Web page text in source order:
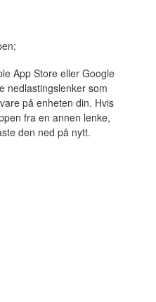
App Store eller Google
nedlastingslenker som
på enheten din. Hvis
fra en annen lenke,
den ned på nytt.